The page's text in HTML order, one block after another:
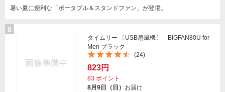
暑い夏に便利な「ポータブル＆スタンドファン」が登場。
8
タイムリー 〔USB扇風機〕 BIGFAN80U for
Men ブラック
(24)
823円
83 ポイント
8月9日（日） お届け